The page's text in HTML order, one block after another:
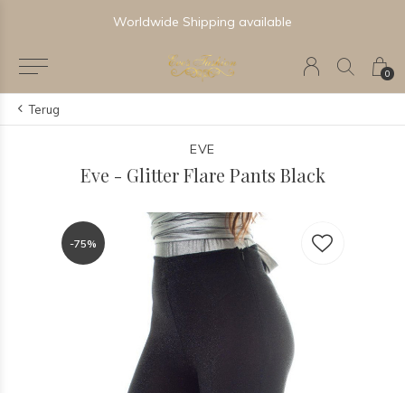
0
Worldwide Shipping available
Terug
EVE
Eve - Glitter Flare Pants Black
-75%